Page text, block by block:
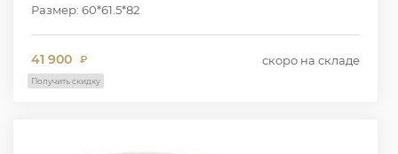
Размер: 60*61.5*82
41 900 ₽ скоро на складе
Получить скидку